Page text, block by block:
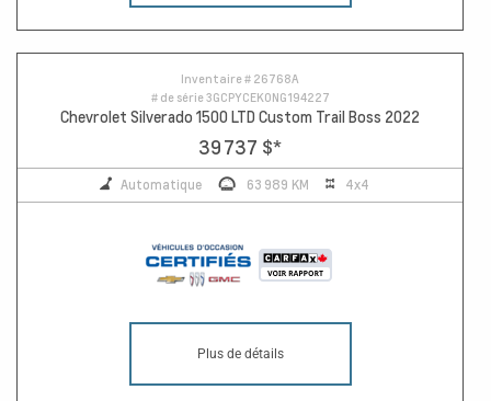
Inventaire # 26768A
# de série3GCPYCEK0NG194227
Chevrolet Silverado 1500 LTD Custom Trail Boss 2022
39 737 $*
Automatique 63 989 KM 4x4
Plus de détails